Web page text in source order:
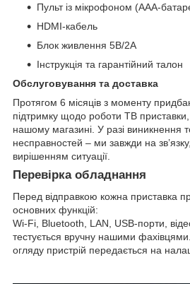
Пульт із мікрофоном (AAA-
HDMI-кабель
Блок живлення 5В/2А
Інструкція та гарантійний талон
Обслуговування та доставка
Протягом 6 місяців з моменту
підтримку щодо роботи ТВ
нашому магазині. У разі виникнення
несправностей – ми завжди на
вирішенням ситуації.
Перевірка обладнання
Перед відправкою кожна приставка
основних функцій:
Wi-Fi, Bluetooth, LAN, USB-порти,
тестується вручну нашими
огляду пристрій передається на